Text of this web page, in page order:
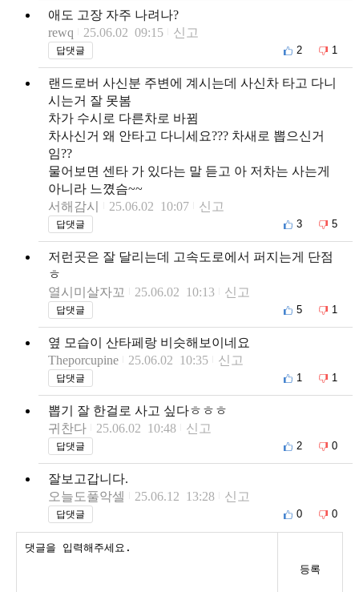
애도 고장 자주 나려나?
rewq
25.06.02 09:15 신고
답댓글 2 1
랜드로버 사신분 주변에 계시는데 사신차 타고 다니
시는거 잘 못봄
차가 수시로 다른차로 바뀜
차사신거 왜 안타고 다니세요??? 차새로 뽑으신거
임??
물어보면 센타 가 있다는 말 듣고 아 저차는 사는게
아니라 느꼈슴~~
서해감시
25.06.02 10:07 신고
답댓글 3 5
저런곳은 잘 달리는데 고속도로에서 퍼지는게 단점
ㅎ
열시미살자꼬
25.06.02 10:13 신고
답댓글 5 1
옆 모습이 산타페랑 비슷해보이네요
Theporcupine
25.06.02 10:35 신고
답댓글 1 1
뽑기 잘 한걸로 사고 싶다ㅎㅎㅎ
귀찬다
25.06.02 10:48 신고
답댓글 2 0
잘보고갑니다.
오늘도풀악셀
25.06.12 13:28 신고
답댓글 0 0
등록